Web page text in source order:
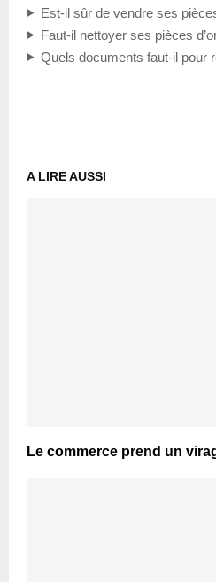
Est-il sûr de vendre ses
Faut-il nettoyer ses pièces
Quels documents faut-il pour
A LIRE AUSSI
Le commerce prend un